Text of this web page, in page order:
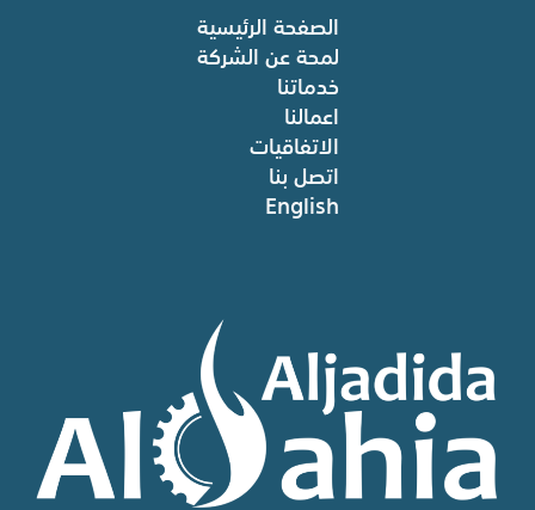
الصفحة الرئيسية
لمحة عن الشركة
خدماتنا
اعمالنا
الاتفاقيات
اتصل بنا
English